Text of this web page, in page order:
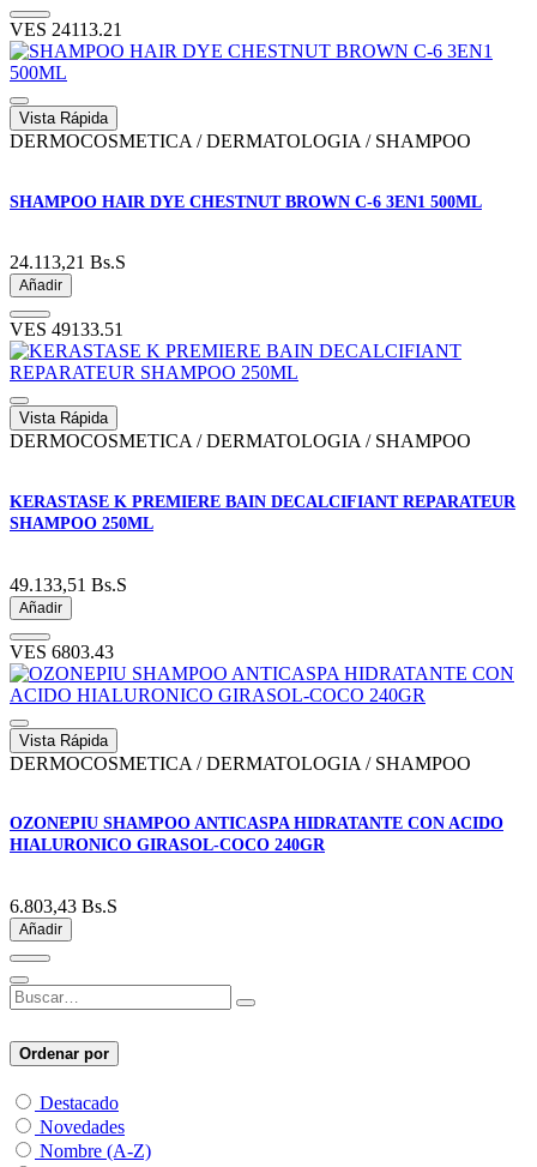
VES 24113.21
Vista Rápida
DERMOCOSMETICA / DERMATOLOGIA / SHAMPOO
SHAMPOO HAIR DYE CHESTNUT BROWN C-6 3EN1 500ML
24.113,21 Bs.S
Añadir
VES 49133.51
Vista Rápida
DERMOCOSMETICA / DERMATOLOGIA / SHAMPOO
KERASTASE K PREMIERE BAIN DECALCIFIANT REPARATEUR
SHAMPOO 250ML
49.133,51 Bs.S
Añadir
VES 6803.43
Vista Rápida
DERMOCOSMETICA / DERMATOLOGIA / SHAMPOO
OZONEPIU SHAMPOO ANTICASPA HIDRATANTE CON ACIDO
HIALURONICO GIRASOL-COCO 240GR
6.803,43 Bs.S
Añadir
Ordenar por
Destacado
Novedades
Nombre (A-Z)